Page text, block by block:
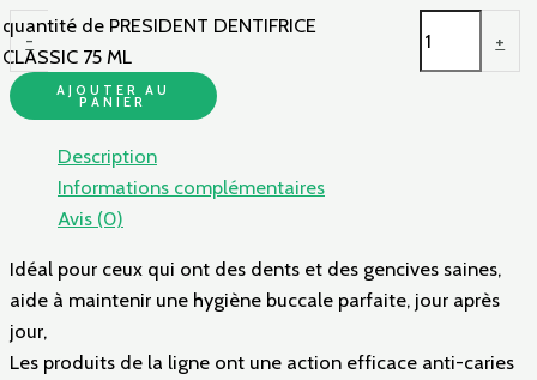
-
quantité de PRESIDENT DENTIFRICE
CLASSIC 75 ML
+
AJOUTER AU
PANIER
Description
Informations complémentaires
Avis (0)
Idéal pour ceux qui ont des dents et des gencives saines,
aide à maintenir une hygiène buccale parfaite, jour après
jour,
Les produits de la ligne ont une action efficace anti-caries